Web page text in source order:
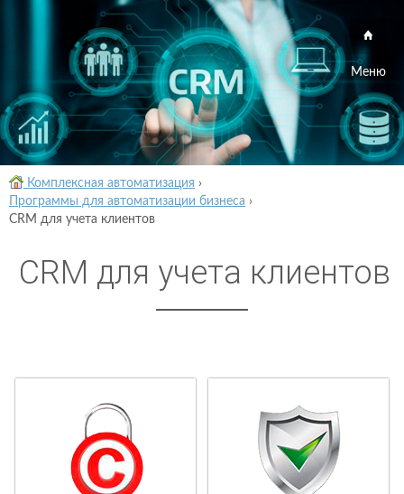
Меню
Комплексная автоматизация ›
Программы для автоматизации бизнеса ›
CRM для учета клиентов
CRM для учета клиентов